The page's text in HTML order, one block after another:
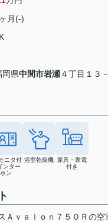
月(-)
岡県中間市岩瀬４丁目１３
ニタ付
ンター
ホン
浴室乾燥機 家具・家電
付き
Ａｖａｌｏｎ７５０Ｒの